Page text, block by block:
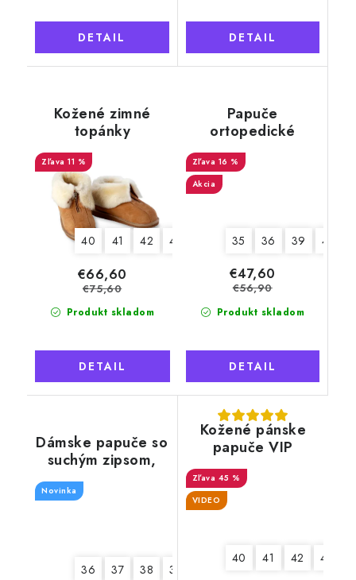
DETAIL DETAIL
Kožené zimné
topánky
"Exclusive"
11 %
40 41 42 43 45
Produkt skladom
€66,60
€75,60
DETAIL
Papuče
ortopedické
kožené s kvetmi,
plná špička,
16 %
Akcia
35 36 39 41
Produkt skladom
€47,60
€56,90
DETAIL
Dámske papuče so
suchým zipsom,
šedý lem
Novinka
36 37 38 39
Kožené pánske
papuče VIP
45 %
VIDEO
40 41 42 43